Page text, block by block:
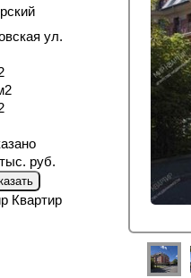
ул.
2
руб.
Квартир